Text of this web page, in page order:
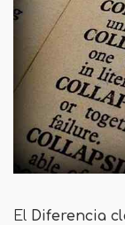
El Diferencia